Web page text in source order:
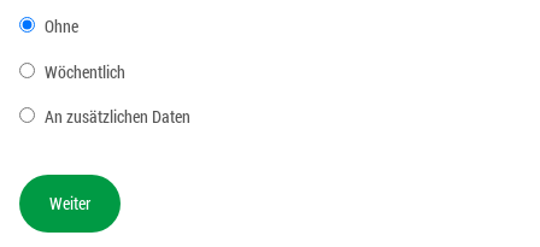
Ohne
Wöchentlich
An zusätzlichen Daten